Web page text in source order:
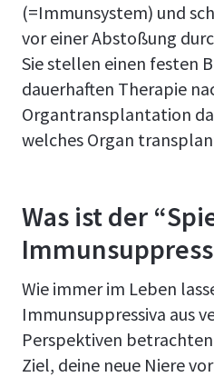
(=Immunsystem) und
vor einer Abstoßung
Sie stellen einen festen
dauerhaften Therapie
Organtransplantation
welches Organ
Was ist der
Wie immer im Leben
Immunsuppressiva aus
Perspektiven
Ziel, deine neue Niere